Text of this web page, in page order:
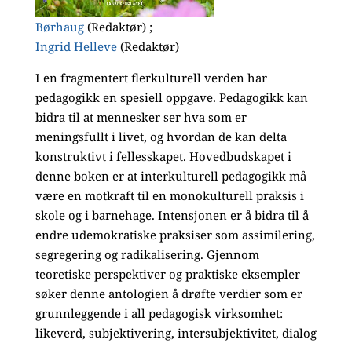
Børhaug(Redaktør) ;
Ingrid Helleve(Redaktør)
I en fragmentert flerkulturell verden har
pedagogikk en spesiell oppgave. Pedagogikk kan
bidra til at mennesker ser hva som er
meningsfullt i livet, og hvordan de kan delta
konstruktivt i fellesskapet. Hovedbudskapet i
denne boken er at interkulturell pedagogikk må
være en motkraft til en monokulturell praksis i
skole og i barnehage. Intensjonen er å bidra til å
endre udemokratiske praksiser som assimilering,
segregering og radikalisering. Gjennom
teoretiske perspektiver og praktiske eksempler
søker denne antologien å drøfte verdier som er
grunnleggende i all pedagogisk virksomhet:
likeverd, subjektivering, intersubjektivitet, dialog